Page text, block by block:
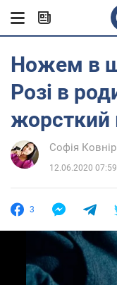
Ножем в
Розі в
жорсткий
Софія Ковнір
12.06.2020 07:59
3